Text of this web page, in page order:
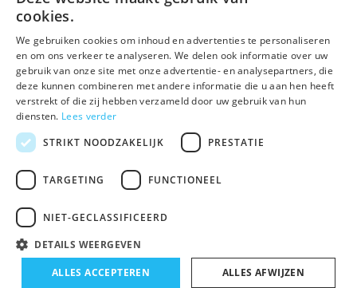
+ In winkelwagen
Schijf je nu in voor de nieuwsbrief
Abonneer
Algemene voorwaarden Disclaimer
cookies.
We gebruiken cookies om inhoud en advertenties te personaliseren
en om ons verkeer te analyseren. We delen ook informatie over uw
gebruik van onze site met onze advertentie- en analysepartners, die
deze kunnen combineren met andere informatie die u aan hen heeft
verstrekt of die zij hebben verzameld door uw gebruik van hun
diensten. Lees verder
STRIKT NOODZAKELIJK
PRESTATIE
TARGETING FUNCTIONEEL
NIET-GECLASSIFICEERD
DETAILS WEERGEVEN
ALLES ACCEPTEREN ALLES AFWIJZEN